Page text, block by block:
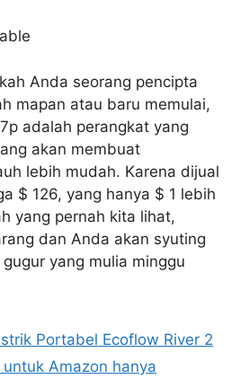
Anda seorang pencipta
mapan atau baru memulai,
adalah perangkat yang
akan membuat
lebih mudah. Karena dijual
$ 126, yang hanya $ 1 lebih
yang pernah kita lihat,
dan Anda akan syuting
yang mulia minggu
Portabel Ecoflow River 2
Amazon hanya